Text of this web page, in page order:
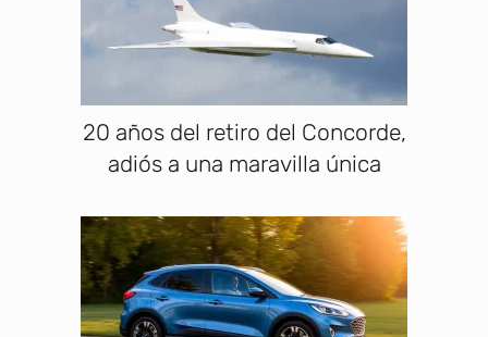
20 años del retiro del Concorde,
adiós a una maravilla única